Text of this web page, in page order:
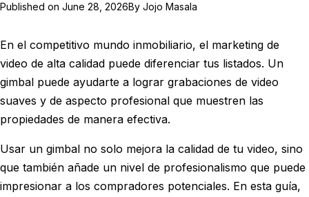
Published on June 28, 2026By Jojo Masala
En el competitivo mundo inmobiliario, el marketing de
video de alta calidad puede diferenciar tus listados. Un
gimbal puede ayudarte a lograr grabaciones de video
suaves y de aspecto profesional que muestren las
propiedades de manera efectiva.
Usar un gimbal no solo mejora la calidad de tu video, sino
que también añade un nivel de profesionalismo que puede
impresionar a los compradores potenciales. En esta guía,